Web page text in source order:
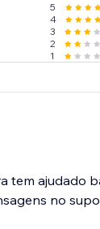
5
4
3
2
1
tem ajudado
no